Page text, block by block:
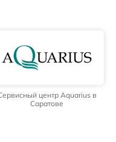
центр Aquarius в
Саратове